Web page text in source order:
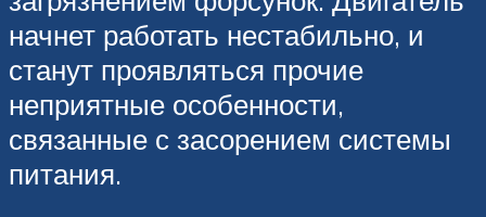
начнет работать нестабильно, и
станут проявляться прочие
неприятные особенности,
связанные с засорением системы
питания.